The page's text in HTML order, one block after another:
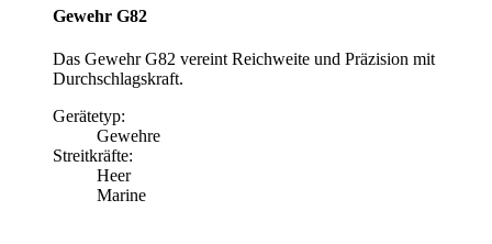
Gewehr G82
Das Gewehr G82 vereint Reichweite und Präzision mit
Durchschlagskraft.
Gerätetyp:
Gewehre
Streitkräfte:
Heer
Marine